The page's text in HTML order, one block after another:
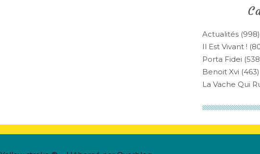
Actualités (998)
Il Est Vivant !
Porta Fidei
Benoit Xvi (463)
La Vache Qui